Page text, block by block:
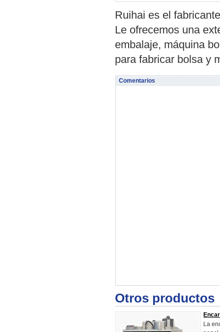
Ruihai es el
Le ofrecemos una
embalaje, máquina
para fabricar bolsa y
Comentarios
Otros productos
La